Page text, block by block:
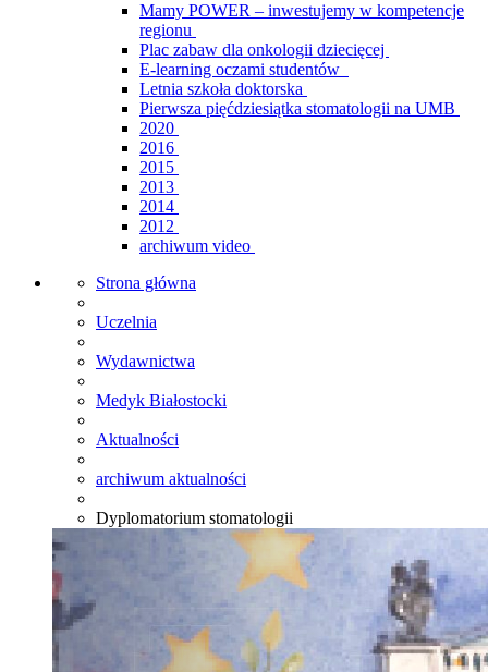
Mamy POWER – inwestujemy w kompetencje
regionu
Plac zabaw dla onkologii dziecięcej
E-learning oczami studentów
Letnia szkoła doktorska
Pierwsza pięćdziesiątka stomatologii na UMB
2020
2016
2015
2013
2014
2012
archiwum video
Strona główna
Uczelnia
Wydawnictwa
Medyk Białostocki
Aktualności
archiwum aktualności
Dyplomatorium stomatologii